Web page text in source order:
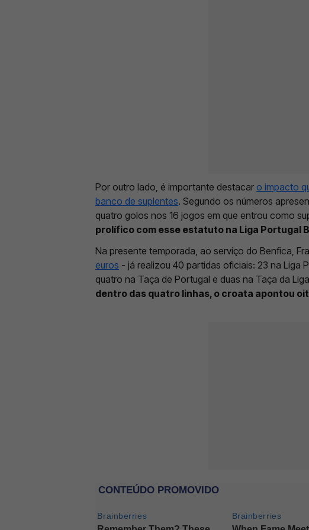
Por outro lado, é importante destacar o impacto
banco de suplentes. Segundo os números
quatro golos nos 16 jogos em que entrou como
prolífico com esse estatuto na Liga Portugal
Na presente temporada, ao serviço do Benfica,
euros - já realizou 40 partidas oficiais: 23 na Liga
quatro na Taça de Portugal e duas na Taça da
dentro das quatro linhas, o croata apontou